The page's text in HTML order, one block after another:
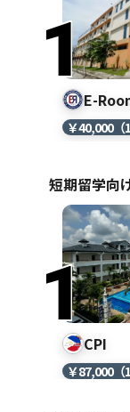
E-
￥40,000（1
短期留学向
CPI
￥87,000（1